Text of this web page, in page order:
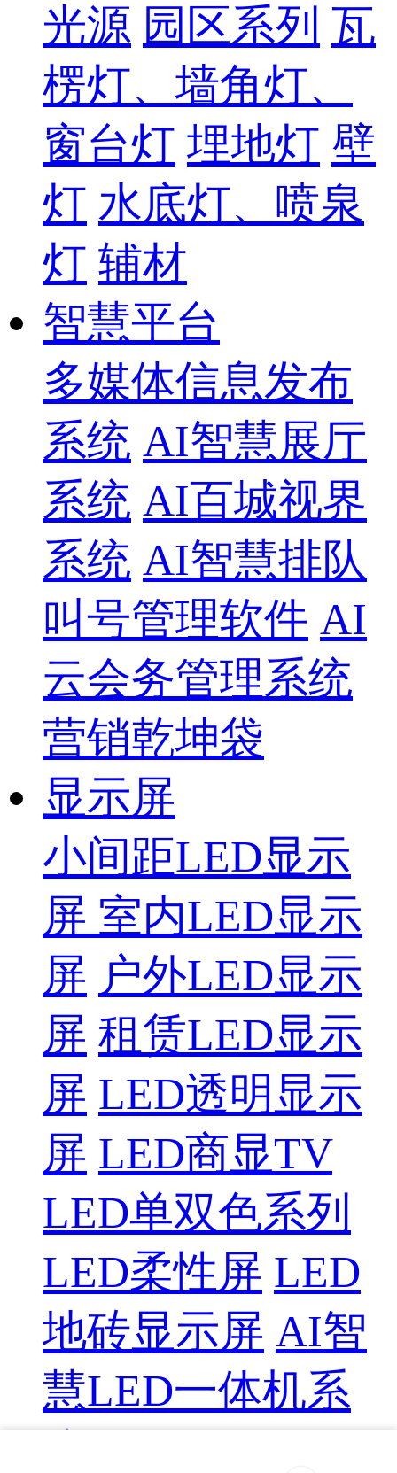
光源 园区系列 瓦
楞灯、墙角灯、
窗台灯 埋地灯 壁
灯 水底灯、喷泉
灯 辅材
智慧平台
多媒体信息发布
系统 AI智慧展厅
系统 AI百城视界
系统 AI智慧排队
叫号管理软件 AI
云会务管理系统
营销乾坤袋
显示屏
小间距LED显示
屏 室内LED显示
屏 户外LED显示
屏 租赁LED显示
屏 LED透明显示
屏 LED商显TV
LED单双色系列
LED柔性屏 LED
地砖显示屏 AI智
慧LED一体机系